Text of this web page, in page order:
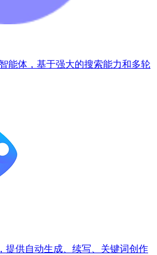
能体，基于强大的搜索能力和多轮
提供自动生成、续写、关键词创作